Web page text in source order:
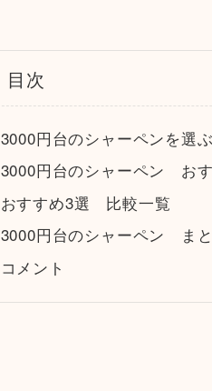
目次
3000円台のシャーペンを選
3000円台のシャーペン おす
おすすめ3選 比較一覧
3000円台のシャーペン ま
コメント